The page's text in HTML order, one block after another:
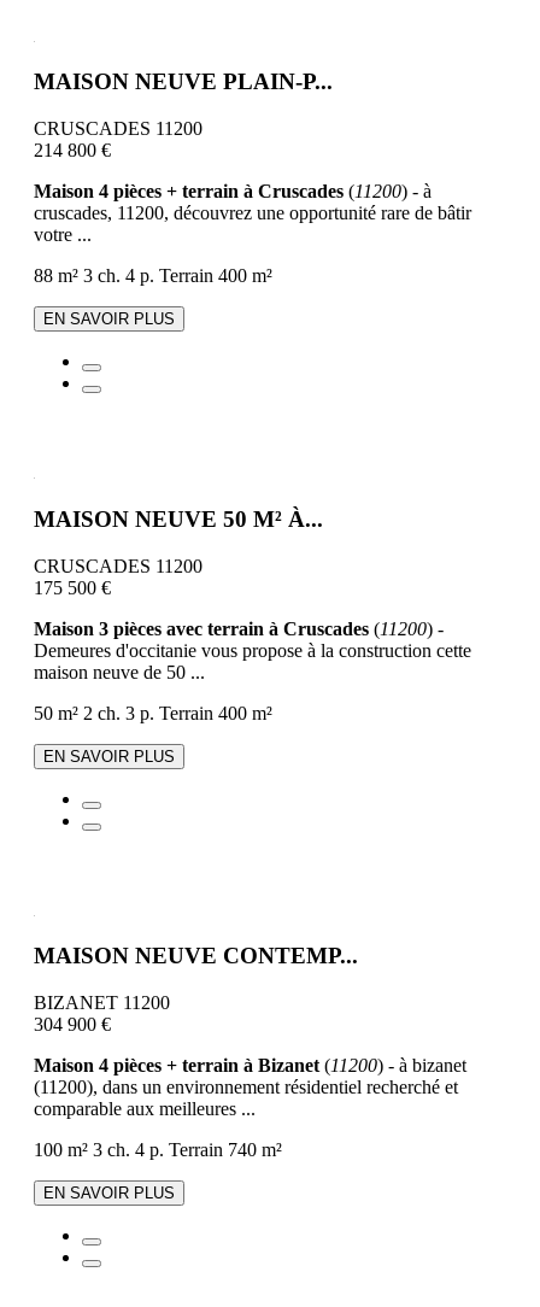
MAISON NEUVE PLAIN-P...
CRUSCADES 11200
214 800 €
Maison 4 pièces + terrain à Cruscades (11200) - à
cruscades, 11200, découvrez une opportunité rare de bâtir
votre ...
88 m² 3 ch. 4 p. Terrain 400 m²
EN SAVOIR PLUS
MAISON NEUVE 50 M² À...
CRUSCADES 11200
175 500 €
Maison 3 pièces avec terrain à Cruscades (11200) -
Demeures d'occitanie vous propose à la construction cette
maison neuve de 50 ...
50 m² 2 ch. 3 p. Terrain 400 m²
EN SAVOIR PLUS
MAISON NEUVE CONTEMP...
BIZANET 11200
304 900 €
Maison 4 pièces + terrain à Bizanet (11200) - à bizanet
(11200), dans un environnement résidentiel recherché et
comparable aux meilleures ...
100 m² 3 ch. 4 p. Terrain 740 m²
EN SAVOIR PLUS